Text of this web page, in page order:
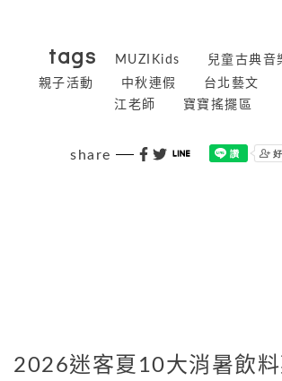
tags MUZIKids
兒童古典音
親子活動
中秋連假 台北藝文
江老師
寶寶搖擺區
share
2026迷客夏10大消暑飲料